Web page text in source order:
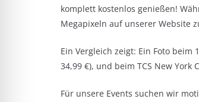
komplett kostenlos genießen!
Megapixeln auf unserer Website
Ein Vergleich zeigt: Ein Foto
34,99 €), und beim TCS New York
Für unsere Events suchen wir